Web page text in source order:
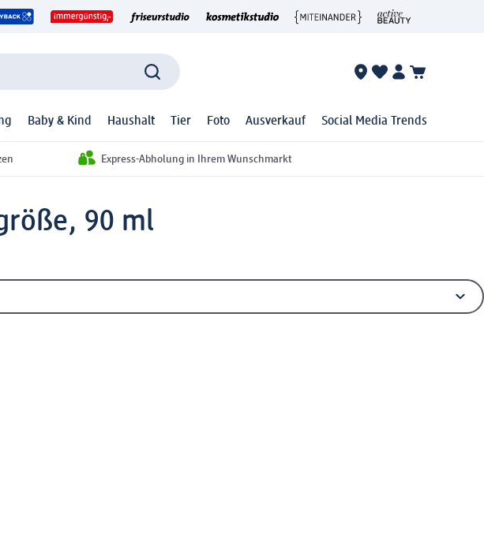
Baby & Kind Haushalt Tier Foto Ausverkauf Social Media Trends
Express-Abholung in Ihrem Wunschmarkt
90 ml